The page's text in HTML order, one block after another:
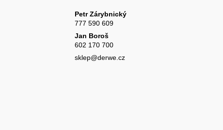
Petr Zárybnický
777 590 609
Jan Boroš
602 170 700
sklep@derwe.cz